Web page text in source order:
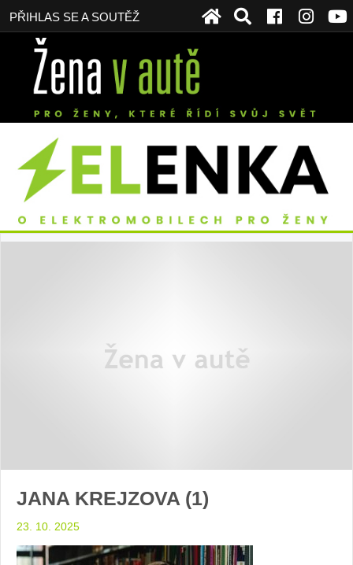
PŘIHLAS SE A SOUTĚŽ
JANA KREJZOVA (1)
23. 10. 2025